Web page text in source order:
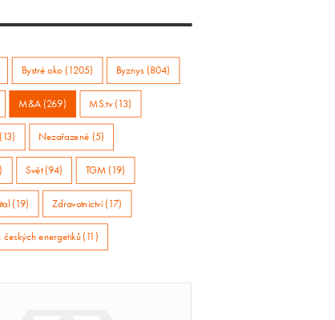
Bystré oko (1205) Byznys (804)
M&A (269) MS.tv (13)
Nezařazené (5)
Svět (94) TGM (19)
(19) Zdravotnictví (17)
českých energetiků (11)